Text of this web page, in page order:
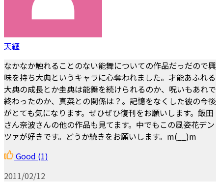
天纏
なかなか触れることのない能舞についての作品だっだので興
味を持ち大典というキャラに心奪われました。才能あふれる
大典の成長とか圭典は能舞を続けられるのか、呪いもあれで
終わったのか、真菜との関係は？。記憶をなくした彼の今後
がとても気になります。ぜひぜひ復刊をお願いします。飯田
さん奈波さんの他の作品も見てます。中でもこの風姿花デン
ツァが好きです。どうか続きをお願いします。m(__)m
Good (1)
2011/02/12